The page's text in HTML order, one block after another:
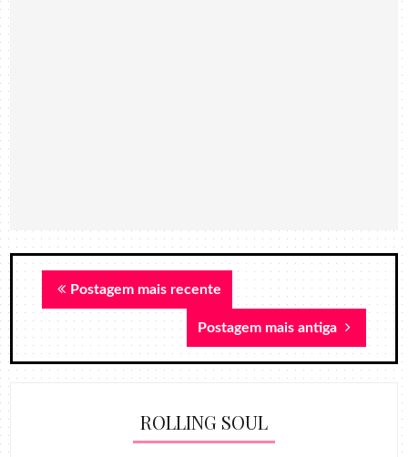
Postagem mais recente
Postagem mais antiga
ROLLING SOUL